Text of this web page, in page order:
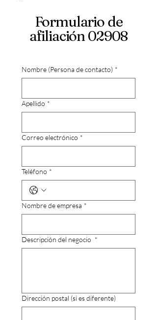
Formulario de
afiliación 02908
Nombre (Persona de contacto) *
Apellido *
Correo electrónico *
Teléfono *
Nombre de empresa *
Descripción del negocio *
Dirección postal (si es diferente)